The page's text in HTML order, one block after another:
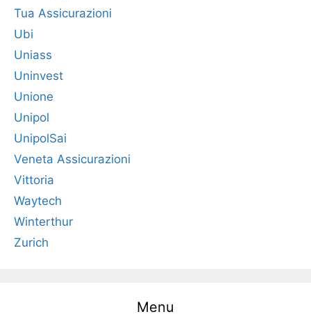
Tua Assicurazioni
Ubi
Uniass
Uninvest
Unione
Unipol
UnipolSai
Veneta Assicurazioni
Vittoria
Waytech
Winterthur
Zurich
Menu